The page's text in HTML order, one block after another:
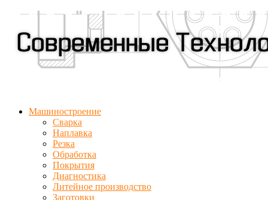
Машиностроение
Сварка
Наплавка
Резка
Обработка
Покрытия
Диагностика
Литейное производство
Заготовки